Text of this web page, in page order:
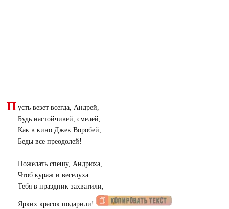
П усть везет всегда, Андрей,
Будь настойчивей, смелей,
Как в кино Джек Воробей,
Беды все преодолей!
Пожелать спешу, Андрюха,
Чтоб кураж и веселуха
Тебя в праздник захватили,
Ярких красок подарили!